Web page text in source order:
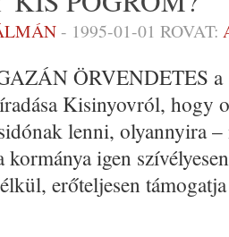
- 1995-01-01 ROVAT:
ÖRVENDETES a
Kisinyovról, hogy
lenni, olyannyira
igen
erőteljesen